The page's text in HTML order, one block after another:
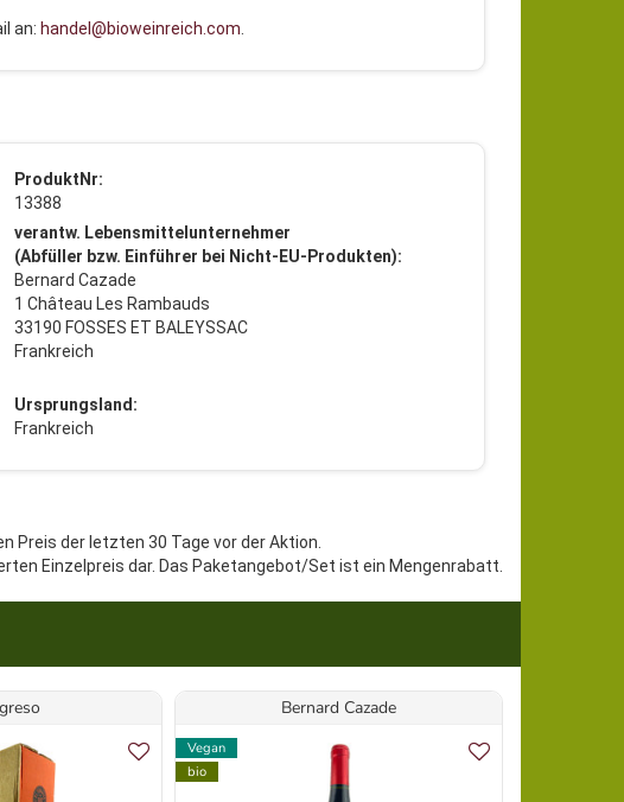
an: handel@bioweinreich.com
ProduktNr:
13388
verantw. Lebensmittelunternehmer
(Abfüller bzw. Einführer bei Nicht-EU-Produkten):
Bernard Cazade
1 Château Les Rambauds
33190 FOSSES ET BALEYSSAC
Frankreich
Ursprungsland:
Frankreich
Preis der letzten 30 Tage vor der Aktion.
Einzelpreis dar. Das Paketangebot/Set ist ein Mengenrabatt.
Bernard Cazade
Vegan
bio